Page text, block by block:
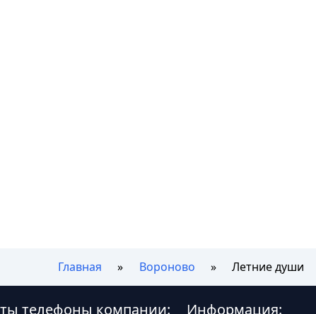
Главная Вороново Летние души
телефоны компании: Информация: